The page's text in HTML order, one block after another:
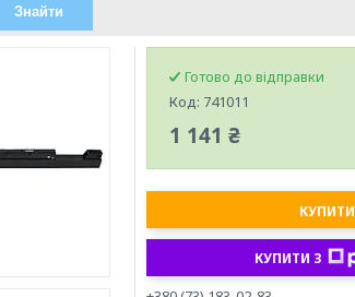
Знайти
Готово до відправки
Код: 741011
1 141 ₴
КУПИТИ
КУПИТИ З